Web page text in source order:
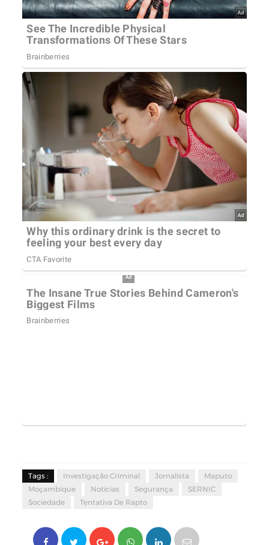
Tags : Investigação Criminal Jornalista
Maputo
Moçambique
Notícias Segurança
SERNIC
Sociedade
Tentativa De Rapto